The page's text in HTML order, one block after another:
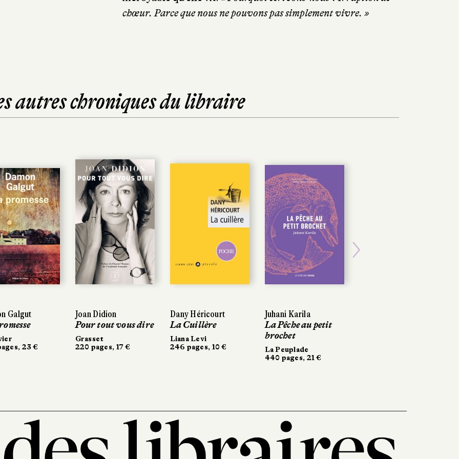
chœur. Parce que nous ne pouvons pas simplement vivre. »
autres chroniques du libraire
Galgut
23 €
Joan Didion
Pour tout vous dire
Grasset
220 pages, 17 €
POCHE
Dany Héricourt
La Cuillère
Liana Levi
246 pages, 10 €
Juhani Karila
La Pêche au petit
brochet
La Peuplade
440 pages, 21 €
Galgut
23 €
Joan Didion
Pour tout vous dire
Grasset
220 pages, 17 €
POCHE
Dany Héricourt
La Cuillère
Liana Levi
246 pages, 10 €
Juhani Karila
La Pêche au petit
brochet
La Peuplade
440 pages, 21 €